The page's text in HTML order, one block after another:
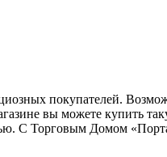
покупателей.
вы можете купить
С Торговым Домом